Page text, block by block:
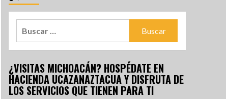
¿VISITAS MICHOACÁN? HOSPÉDATE EN
HACIENDA UCAZANAZTACUA Y DISFRUTA DE
LOS SERVICIOS QUE TIENEN PARA TI